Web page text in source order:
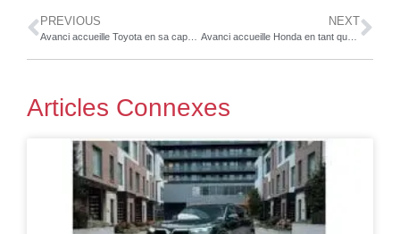
PREVIOUS NEXT
Avanci accueille Honda en tant que titulaire de licence
Articles Connexes